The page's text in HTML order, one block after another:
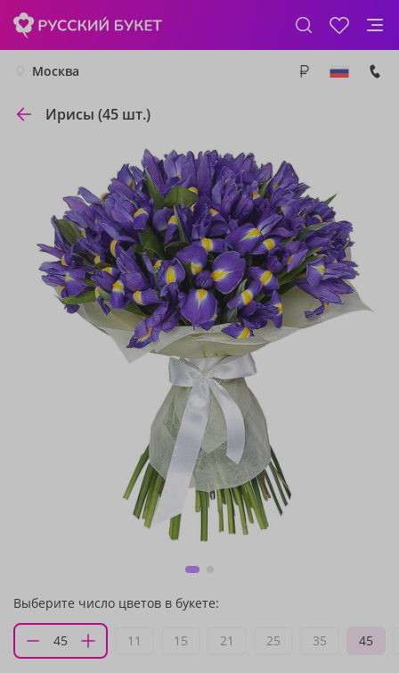
Москва
Ирисы (45 шт.)
Выберите число цветов в букете:
11 15 21 25 35 45